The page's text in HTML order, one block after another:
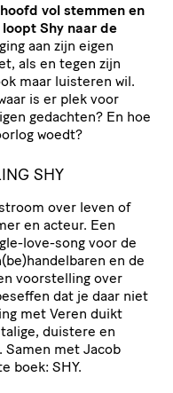
vol stemmen en
loopt Shy naar de
aan zijn eigen
als en tegen zijn
maar luisteren wil.
is er plek voor
gedachten? En hoe
woedt?
SHY
over leven of
en acteur. Een
love-song voor de
en de
voorstelling over
dat je daar niet
met Veren duikt
duistere en
Samen met Jacob
boek: SHY.